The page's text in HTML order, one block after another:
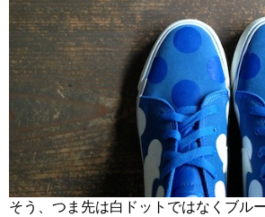
そう、つま先は白ドットではなくブル